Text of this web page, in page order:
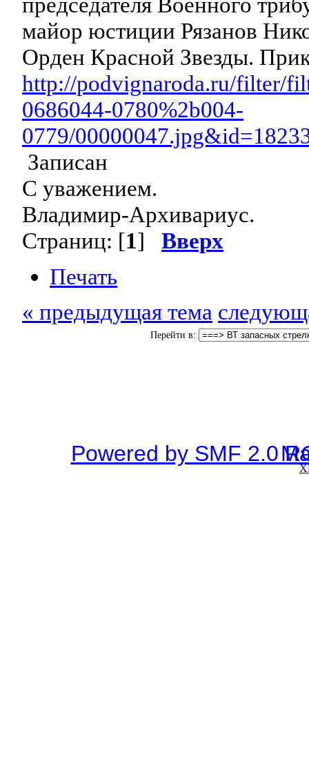
майор юстиции Рязанов
Орден Красной Звезды.
http://podvignaroda.ru/filter/
0686044-0780%2b004-
0779/
Записан
С уважением.
Владимир-Архивариус.
Страниц: [1]Вверх
Печать
« предыдущая тема
Перейти в:
Powered by SMF 2.0SMF